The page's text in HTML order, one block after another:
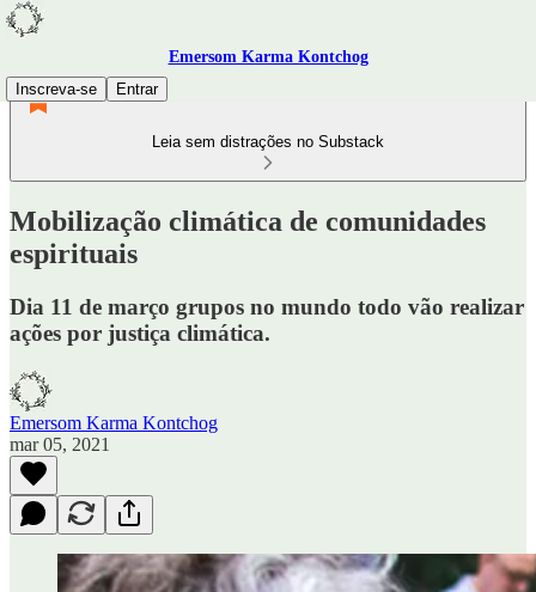
Emersom Karma Kontchog
Inscreva-se
Entrar
Leia sem distrações no Substack
Mobilização climática de comunidades
espirituais
Dia 11 de março grupos no mundo todo vão realizar
ações por justiça climática.
Emersom Karma Kontchog
mar 05, 2021